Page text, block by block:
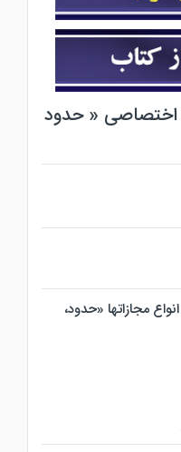
اختصاصی « حدود
مجازاتها «حدود،